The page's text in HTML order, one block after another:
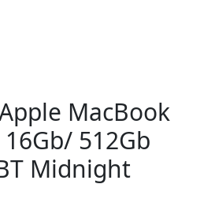
MacBook
512Gb
Midnight